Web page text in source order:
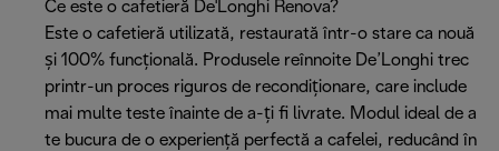
Ce este o cafetieră De'Longhi Renova?
Este o cafetieră utilizată, restaurată într-o stare ca nouă
și 100% funcțională. Produsele reînnoite De’Longhi trec
printr-un proces riguros de recondiționare, care include
mai multe teste înainte de a-ți fi livrate. Modul ideal de a
te bucura de o experiență perfectă a cafelei, reducând în